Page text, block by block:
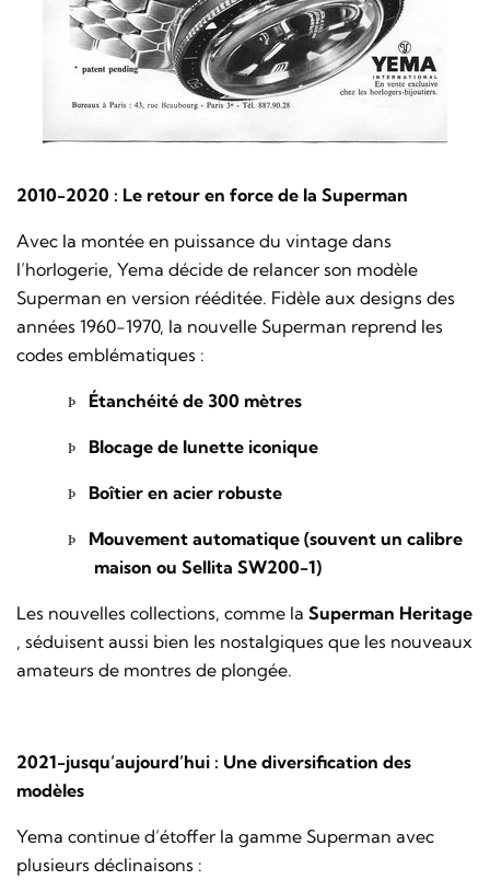
2010-2020 : Le retour en force de la Superman
Avec la montée en puissance du vintage dans
l’horlogerie, Yema décide de relancer son modèle
Superman en version rééditée. Fidèle aux designs des
années 1960-1970, la nouvelle Superman reprend les
codes emblématiques :
Þ Étanchéité de 300 mètres
Þ Blocage de lunette iconique
Þ Boîtier en acier robuste
Þ
Mouvement automatique (souvent un calibre
maison ou Sellita SW200-1)
Les nouvelles collections, comme la Superman Heritage
, séduisent aussi bien les nostalgiques que les nouveaux
amateurs de montres de plongée.
2021-jusqu’aujourd’hui : Une diversification des
modèles
Yema continue d’étoffer la gamme Superman avec
plusieurs déclinaisons :